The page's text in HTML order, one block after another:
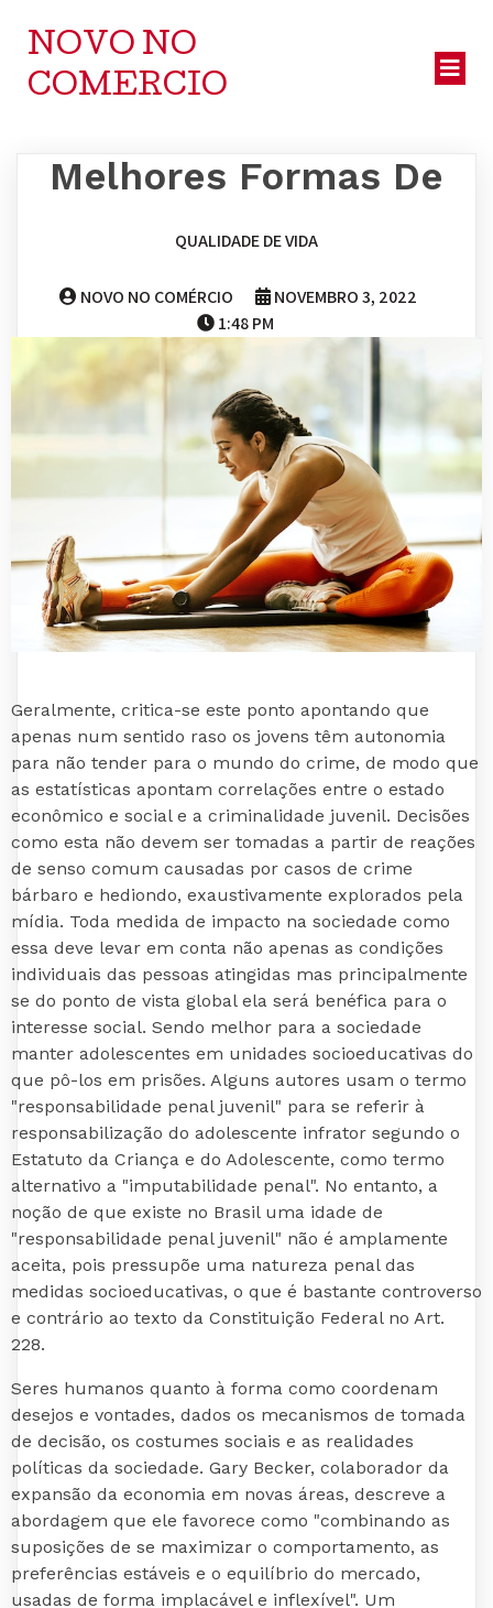
NOVO NO
COMERCIO
Melhores Formas De
QUALIDADE DE VIDA
NOVO NO COMÉRCIO
NOVEMBRO 3, 2022
1:48 PM
Geralmente, critica-se este ponto apontando que
apenas num sentido raso os jovens têm autonomia
para não tender para o mundo do crime, de modo que
as estatísticas apontam correlações entre o estado
econômico e social e a criminalidade juvenil. Decisões
como esta não devem ser tomadas a partir de reações
de senso comum causadas por casos de crime
bárbaro e hediondo, exaustivamente explorados pela
mídia. Toda medida de impacto na sociedade como
essa deve levar em conta não apenas as condições
individuais das pessoas atingidas mas principalmente
se do ponto de vista global ela será benéfica para o
interesse social. Sendo melhor para a sociedade
manter adolescentes em unidades socioeducativas do
que pô-los em prisões. Alguns autores usam o termo
"responsabilidade penal juvenil" para se referir à
responsabilização do adolescente infrator segundo o
Estatuto da Criança e do Adolescente, como termo
alternativo a "imputabilidade penal". No entanto, a
noção de que existe no Brasil uma idade de
"responsabilidade penal juvenil" não é amplamente
aceita, pois pressupõe uma natureza penal das
medidas socioeducativas, o que é bastante controverso
e contrário ao texto da Constituição Federal no Art.
228.
Seres humanos quanto à forma como coordenam
desejos e vontades, dados os mecanismos de tomada
de decisão, os costumes sociais e as realidades
políticas da sociedade. Gary Becker, colaborador da
expansão da economia em novas áreas, descreve a
abordagem que ele favorece como "combinando as
suposições de se maximizar o comportamento, as
preferências estáveis e o equilíbrio do mercado,
usadas de forma implacável e inflexível". Um